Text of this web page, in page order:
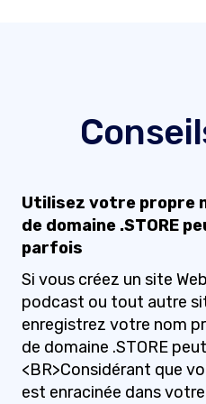
Utilisez votre propre
de domaine .STORE
parfois
Si vous créez un site
podcast ou tout autre
enregistrez votre nom
de domaine .STORE
<BR>Considérant que
est enracinée dans